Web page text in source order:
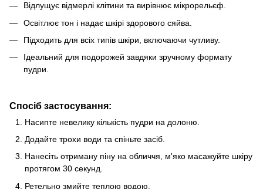
Відлущує відмерлі клітини та вирівнює мікрорельєф.
Освітлює тон і надає шкірі здорового сяйва.
Підходить для всіх типів шкіри, включаючи чутливу.
Ідеальний для подорожей завдяки зручному формату
пудри.
Спосіб застосування:
Насипте невелику кількість пудри на долоню.
Додайте трохи води та спіньте засіб.
Нанесіть отриману піну на обличчя, м'яко масажуйте шкіру
протягом 30 секунд.
Ретельно змийте теплою водою.